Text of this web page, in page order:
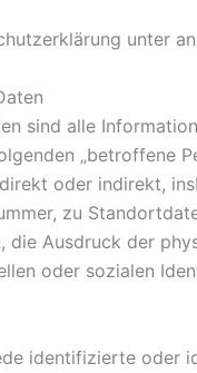
unter
sind alle
„betroffene
oder indirekt,
zu
die Ausdruck der
oder sozialen
identifizierte oder